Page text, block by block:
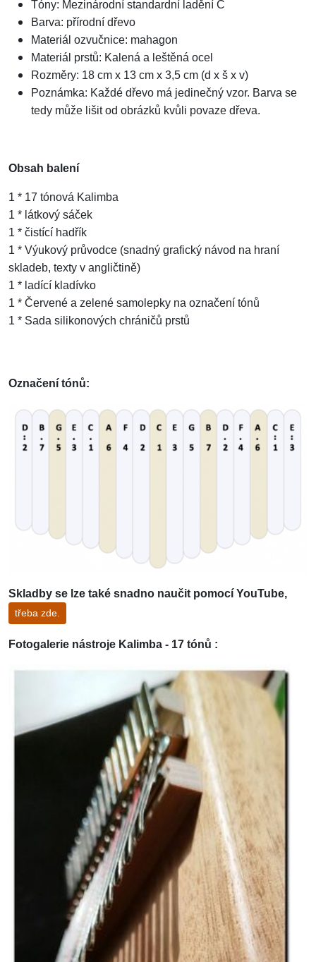
Tóny: Mezinárodní standardní ladění C
Barva: přírodní dřevo
Materiál ozvučnice: mahagon
Materiál prstů: Kalená a leštěná ocel
Rozměry: 18 cm x 13 cm x 3,5 cm (d x š x v)
Poznámka: Každé dřevo má jedinečný vzor. Barva se
tedy může lišit od obrázků kvůli povaze dřeva.
Obsah balení
1 * 17 tónová Kalimba
1 * látkový sáček
1 * čistící hadřík
1 * Výukový průvodce (snadný grafický návod na hraní
skladeb, texty v angličtině)
1 * ladící kladívko
1 * Červené a zelené samolepky na označení tónů
1 * Sada silikonových chráničů prstů
Označení tónů:
Skladby se lze také snadno naučit pomocí YouTube,
třeba zde.
Fotogalerie nástroje Kalimba - 17 tónů :